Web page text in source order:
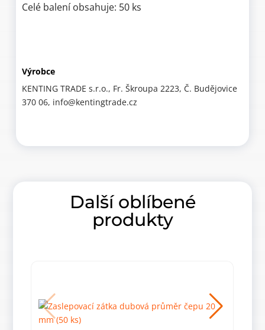
Celé balení obsahuje: 50 ks
Výrobce
KENTING TRADE s.r.o., Fr. Škroupa 2223, Č. Budějovice
370 06, info@kentingtrade.cz
Další oblíbené
produkty